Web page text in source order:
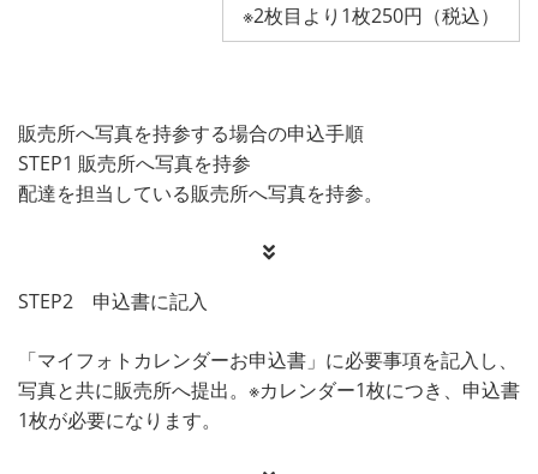
※2枚目より1枚250円（税込）
販売所へ写真を持参する場合の申込手順
STEP1 販売所へ写真を持参
配達を担当している販売所へ写真を持参。
STEP2 申込書に記入
「マイフォトカレンダーお申込書」に必要事項を記入し、
写真と共に販売所へ提出。※カレンダー1枚につき、申込書
1枚が必要になります。